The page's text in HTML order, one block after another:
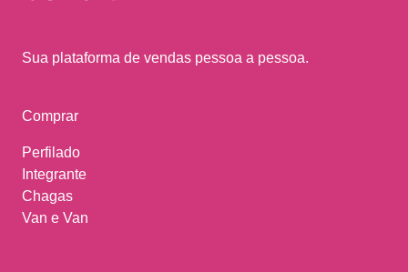
Sua plataforma de vendas pessoa a pessoa.
Comprar
Perfilado
Integrante
Chagas
Van e Van